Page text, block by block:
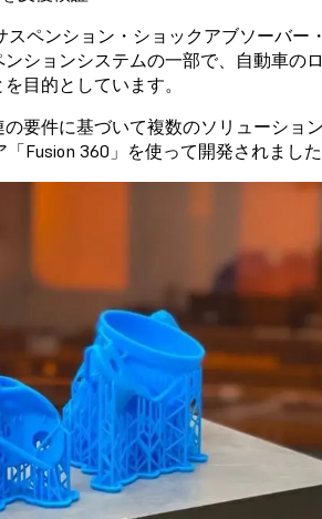
スペンション・ショックアブソーバー
ションシステムの一部で、自動車の
目的としています。
要件に基づいて複数のソリューション
「Fusion 360」を使って開発されました